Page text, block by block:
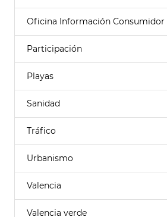
Oficina Información Consumidor
Participación
Playas
Sanidad
Tráfico
Urbanismo
Valencia
Valencia verde